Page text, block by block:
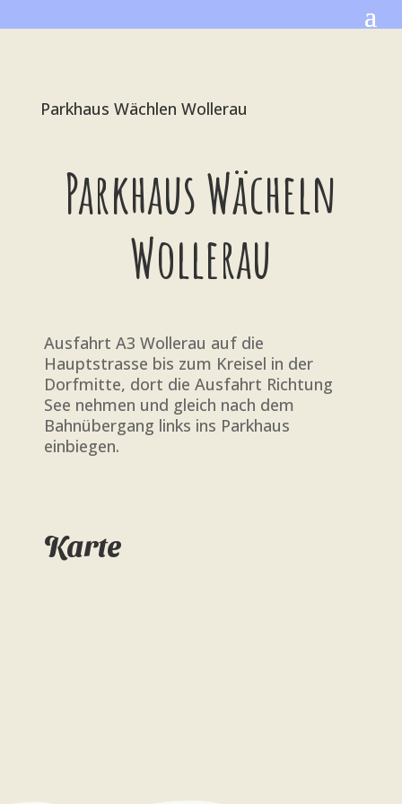
Parkhaus Wächlen Wollerau
Parkhaus Wächeln
Wollerau
Ausfahrt A3 Wollerau auf die
Hauptstrasse bis zum Kreisel in der
Dorfmitte, dort die Ausfahrt Richtung
See nehmen und gleich nach dem
Bahnübergang links ins Parkhaus
einbiegen.
Karte